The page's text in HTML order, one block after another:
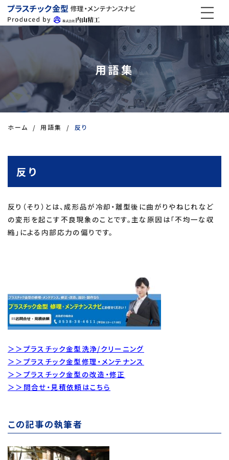
用語集
ホーム 用語集 反り
反り
反り（そり）とは、成形品が冷却・離型後に曲がりやねじれなど
の変形を起こす不良現象のことです。主な原因は「不均一な収
縮」による内部応力の偏りです。
＞＞プラスチック金型洗浄/クリーニング
＞＞プラスチック金型修理・メンテナンス
＞＞プラスチック金型の改造・修正
＞＞問合せ・見積依頼はこちら
この記事の執筆者